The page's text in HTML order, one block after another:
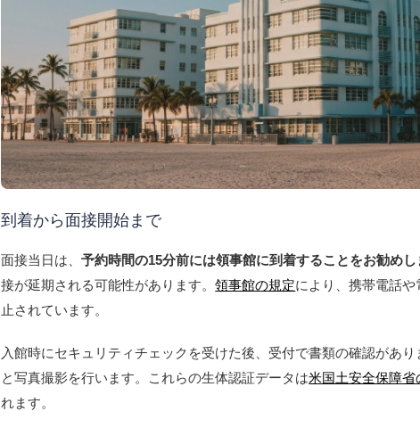
到着から面接開始まで
面接当日は、予約時間の15分前には領事館に到着することをお勧めし
接が延期される可能性があります。領事館の規定により、携帯電話
止されています。
入館時にセキュリティチェックを受けた後、受付で書類の確認があ
と写真撮影を行います。これらの生体認証データは米国土安全保障省
れます。